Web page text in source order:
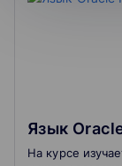
Язык
На курсе